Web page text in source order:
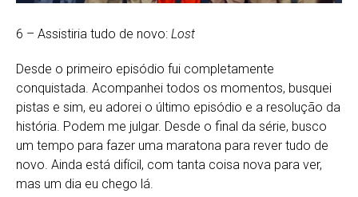
6 – Assistiria tudo de novo: Lost
Desde o primeiro episódio fui completamente
conquistada. Acompanhei todos os momentos, busquei
pistas e sim, eu adorei o último episódio e a resolução da
história. Podem me julgar. Desde o final da série, busco
um tempo para fazer uma maratona para rever tudo de
novo. Ainda está difícil, com tanta coisa nova para ver,
mas um dia eu chego lá.